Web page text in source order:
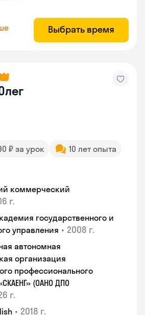
Выбрать время
₽ за урок
10 лет опыта
коммерческий
г.
государственного и
управления • 2008 г.
автономная
организация
профессионального
(ОАНО ДПО
г.
• 2018 г.